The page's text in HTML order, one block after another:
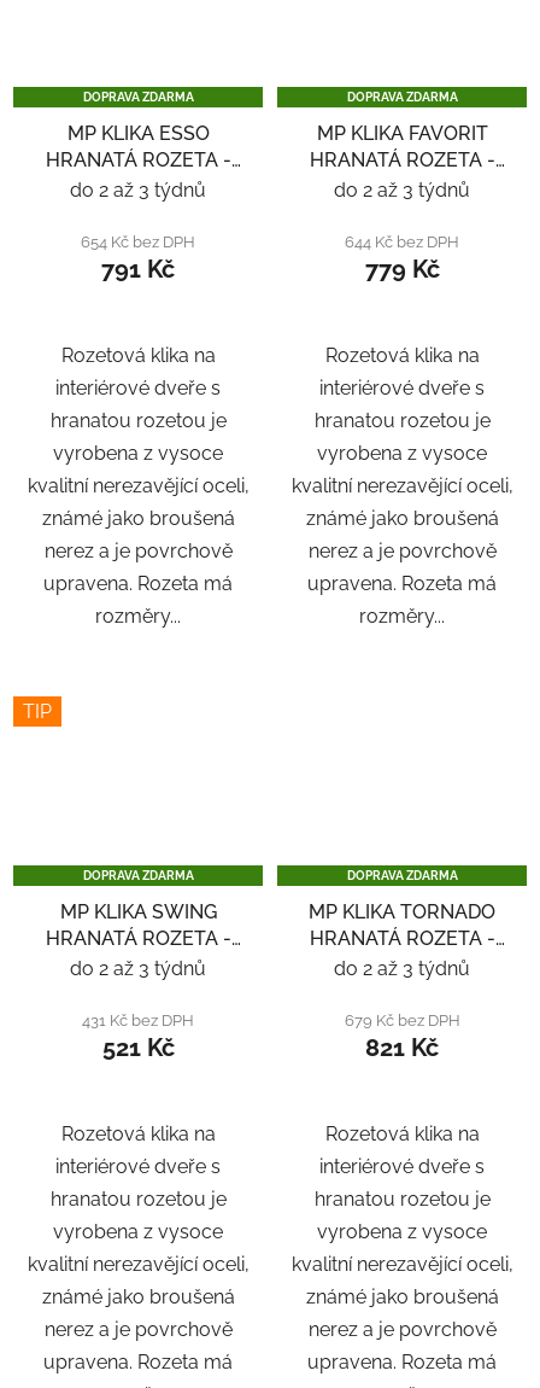
DOPRAVA ZDARMA
MP KLIKA ESSO
HRANATÁ ROZETA -
ČERNÁ
do 2 až 3 týdnů
654 Kč bez DPH
791 Kč
Rozetová klika na
interiérové ​​dveře s
hranatou rozetou je
vyrobena z vysoce
kvalitní nerezavějící oceli,
známé jako broušená
nerez a je povrchově
upravena. Rozeta má
rozměry...
DOPRAVA ZDARMA
MP KLIKA FAVORIT
HRANATÁ ROZETA -
ČERNÁ
do 2 až 3 týdnů
644 Kč bez DPH
779 Kč
Rozetová klika na
interiérové ​​dveře s
hranatou rozetou je
vyrobena z vysoce
kvalitní nerezavějící oceli,
známé jako broušená
nerez a je povrchově
upravena. Rozeta má
rozměry...
TIP
DOPRAVA ZDARMA
MP KLIKA SWING
HRANATÁ ROZETA -
NEREZ
do 2 až 3 týdnů
431 Kč bez DPH
521 Kč
Rozetová klika na
interiérové ​​dveře s
hranatou rozetou je
vyrobena z vysoce
kvalitní nerezavějící oceli,
známé jako broušená
nerez a je povrchově
upravena. Rozeta má
DOPRAVA ZDARMA
MP KLIKA TORNADO
HRANATÁ ROZETA -
NEREZ
do 2 až 3 týdnů
679 Kč bez DPH
821 Kč
Rozetová klika na
interiérové ​​dveře s
hranatou rozetou je
vyrobena z vysoce
kvalitní nerezavějící oceli,
známé jako broušená
nerez a je povrchově
upravena. Rozeta má